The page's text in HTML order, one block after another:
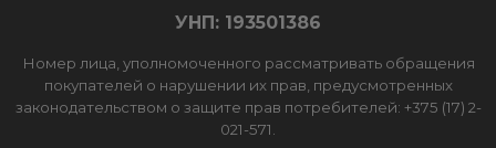
УНП: 193501386
Номер лица, уполномоченного рассматривать обращения
покупателей о нарушении их прав, предусмотренных
законодательством о защите прав потребителей: +375 (17) 2-
021-571.